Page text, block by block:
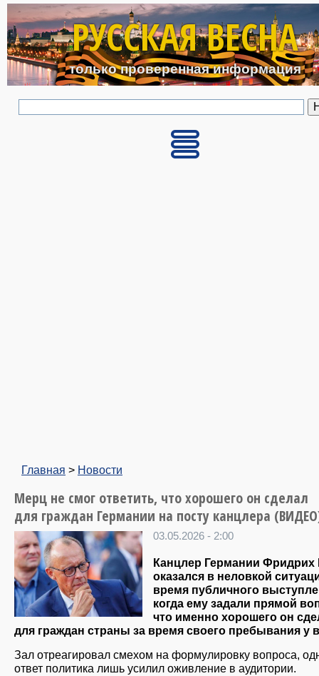
Перейти к основному
РУССКАЯ ВЕСНА
только проверенная информация
Главная > Новости
Мерц не смог ответить, что хорошего он сделал
для граждан Германии на посту канцлера
03.05.2026 - 2:00
Канцлер Германии Фридрих
оказался в неловкой
время публичного
когда ему задали прямой
что именно хорошего он
для граждан страны за время своего пребывания у
Зал отреагировал смехом на формулировку вопроса,
ответ политика лишь усилил оживление в аудитории.